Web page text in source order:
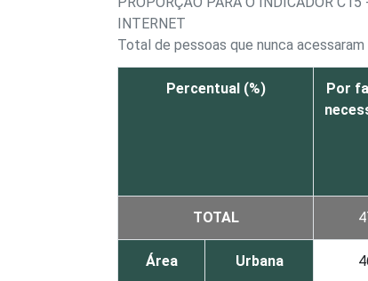
INTERNET
Total de pessoas que nunca
Percentual (%)
Por
TOTAL
Área Urbana